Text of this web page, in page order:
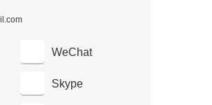
WeChat
Skype